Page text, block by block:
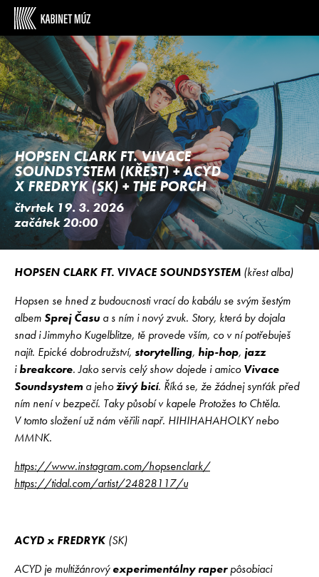
HOPSEN CLARK FT. VIVACE
SOUNDSYSTEM (KŘEST) + ACYD
X FREDRYK (SK) + THE PORCH
čtvrtek 19. 3. 2026
začátek 20:00
HOPSEN CLARK FT. VIVACE SOUNDSYSTEM (křest alba)
Hopsen se hned z budoucnosti vrací do kabálu se svým šestým
albem Sprej Času a s ním i nový zvuk. Story, která by dojala
snad i Jimmyho Kugelblitze, tě provede vším, co v ní potřebuješ
najít. Epické dobrodružství, storytelling, hip-hop, jazz
ibreakcore. Jako servis celý show dojede i amicoVivace
Soundsystem a jehoživý bicí. Říká se, že žádnej synťák před
ním není v bezpečí. Taky působí v kapele Protožes to Chtěla.
V tomto složení už nám věřili např. HIHIHAHAHOLKY nebo
MMNK.
https://www.instagram.com/hopsenclark/
https://tidal.com/artist/24828117/u
ACYD x FREDRYK (SK)
ACYD je multižánrovýexperimentálny raperpôsobiaci